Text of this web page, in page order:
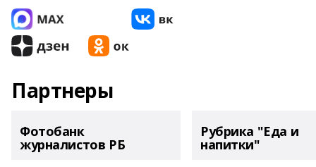
Партнеры
Фотобанк
журналистов РБ
Рубрика "Еда и
напитки"